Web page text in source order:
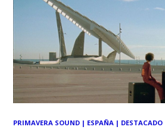
PRIMAVERA SOUND | ESPAÑA | DESTACADO